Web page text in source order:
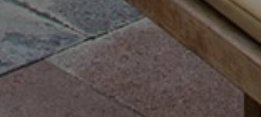
Palma: Hoteller, leiligheter...
i naturen, en leilighet ved sjøen eller et pittoresk hotell omgitt av natur og
alle typer reisende på sine drøyt 700 kvadratkilometer. I dette utvalget
stedet for deg å lade batteriene etter en dag på øya eller for å koble av fra